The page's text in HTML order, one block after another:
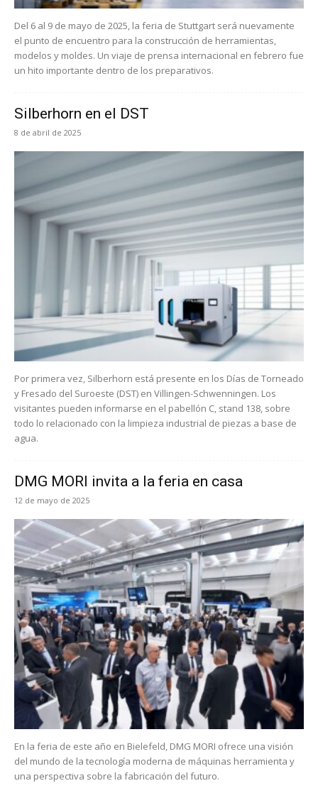
Del 6 al 9 de mayo de 2025, la feria de Stuttgart será nuevamente
el punto de encuentro para la construcción de herramientas,
modelos y moldes. Un viaje de prensa internacional en febrero fue
un hito importante dentro de los preparativos.
Silberhorn en el DST
8 de abril de 2025
Por primera vez, Silberhorn está presente en los Días de Torneado
y Fresado del Suroeste (DST) en Villingen-Schwenningen. Los
visitantes pueden informarse en el pabellón C, stand 138, sobre
todo lo relacionado con la limpieza industrial de piezas a base de
agua.
DMG MORI invita a la feria en casa
12 de mayo de 2025
En la feria de este año en Bielefeld, DMG MORI ofrece una visión
del mundo de la tecnología moderna de máquinas herramienta y
una perspectiva sobre la fabricación del futuro.